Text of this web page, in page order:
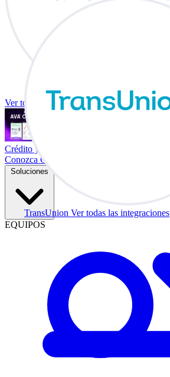
TransUnion Ver todas las integraciones
Ver todas las integraciones
Crédito y vehículo a cambio en su escritorio.
Conozca Co-Driver
Soluciones
EQUIPOS